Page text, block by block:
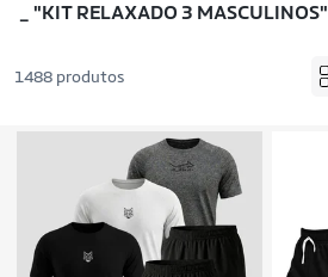
"KIT RELAXADO 3 MASCULINOS"
1488 produtos